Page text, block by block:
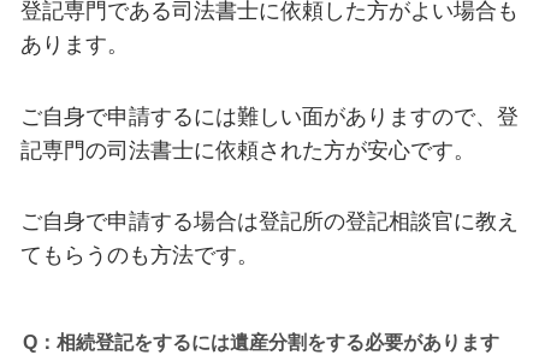
登記専門である司法書士に依頼した方がよい場合も
あります。
ご自身で申請するには難しい面がありますので、登
記専門の司法書士に依頼された方が安心です。
ご自身で申請する場合は登記所の登記相談官に教え
てもらうのも方法です。
Q：相続登記をするには遺産分割をする必要があります